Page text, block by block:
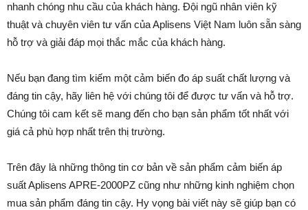
nhanh chóng nhu cầu của khách hàng. Đội ngũ nhân viên kỹ
thuật và chuyên viên tư vấn của Aplisens Việt Nam luôn sẵn sàng
hỗ trợ và giải đáp mọi thắc mắc của khách hàng.
Nếu bạn đang tìm kiếm một cảm biến đo áp suất chất lượng và
đáng tin cậy, hãy liên hệ với chúng tôi để được tư vấn và hỗ trợ.
Chúng tôi cam kết sẽ mang đến cho bạn sản phẩm tốt nhất với
giá cả phù hợp nhất trên thị trường.
Trên đây là những thông tin cơ bản về sản phẩm cảm biến áp
suất Aplisens APRE-2000PZ cũng như những kinh nghiệm chọn
mua sản phẩm đáng tin cậy. Hy vọng bài viết này sẽ giúp bạn có